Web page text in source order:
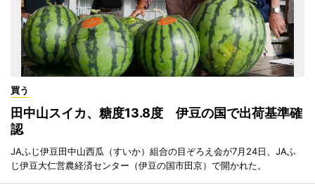
買う
田中山スイカ、糖度13.8度 伊豆の国で出荷基準確
認
JAふじ伊豆田中山西瓜（すいか）組合の目ぞろえ会が7月24日、JAふ
じ伊豆大仁営農経済センター（伊豆の国市田京）で開かれた。